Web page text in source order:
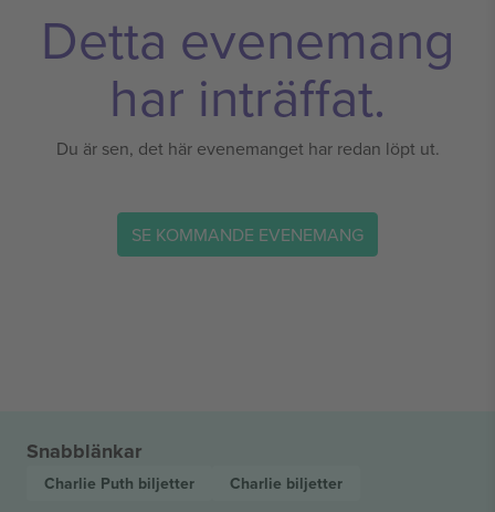
Detta evenemang
har inträffat.
Du är sen, det här evenemanget har redan löpt ut.
SE KOMMANDE EVENEMANG
Snabblänkar
Charlie Puth biljetter Charlie biljetter